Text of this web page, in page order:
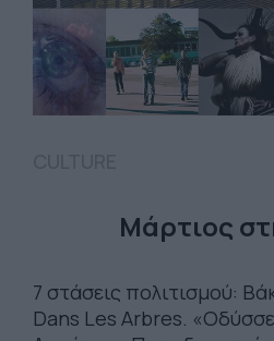
Μάρτιος
7 στάσεις πολιτισμού:
Dans Les Arbres.